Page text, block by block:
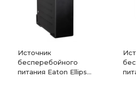
Источник
бесперебойного
питания Eaton Ellipse